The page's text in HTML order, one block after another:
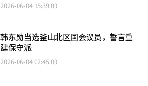
2026-06-04 15:39:00
韩东勋当选釜山北区国会议员，誓言重
建保守派
2026-06-04 02:45:00